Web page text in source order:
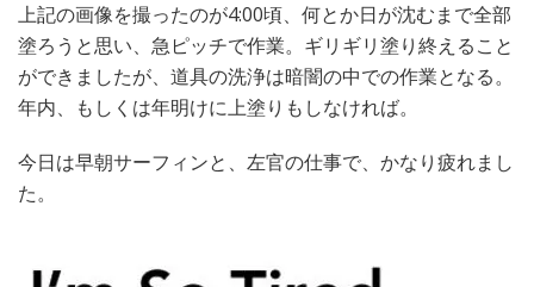
上記の画像を撮ったのが4:00頃、何とか日が沈むまで全部
塗ろうと思い、急ピッチで作業。ギリギリ塗り終えること
ができましたが、道具の洗浄は暗闇の中での作業となる。
年内、もしくは年明けに上塗りもしなければ。
今日は早朝サーフィンと、左官の仕事で、かなり疲れまし
た。